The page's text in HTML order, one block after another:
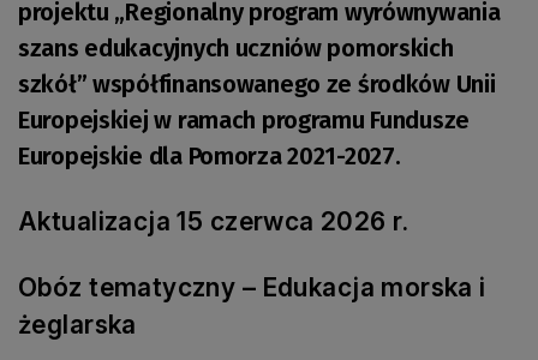
projektu „Regionalny program wyrównywania
szans edukacyjnych uczniów pomorskich
szkół” współfinansowanego ze środków Unii
Europejskiej w ramach programu Fundusze
Europejskie dla Pomorza 2021-2027.
Aktualizacja 15 czerwca 2026 r.
Obóz tematyczny – Edukacja morska i
żeglarska